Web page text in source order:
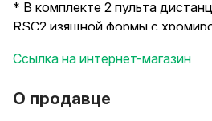
* В комплекте 2 пульта
RSC2 изящной формы с
* Галогеновое освещение
Ссылка на интернет-магазин
О продавце